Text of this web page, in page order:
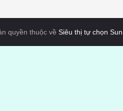
quyền thuộc về Siêu thị tự chọn